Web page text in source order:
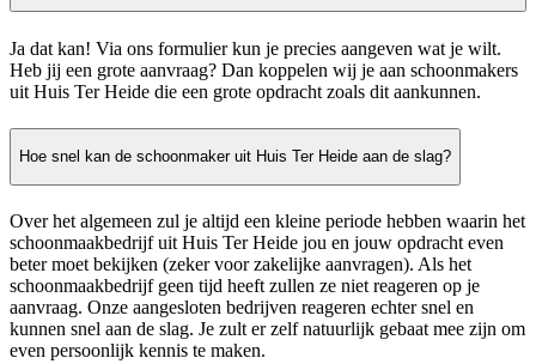
Ja dat kan! Via ons formulier kun je precies aangeven wat je wilt.
Heb jij een grote aanvraag? Dan koppelen wij je aan schoonmakers
uit Huis Ter Heide die een grote opdracht zoals dit aankunnen.
Hoe snel kan de schoonmaker uit Huis Ter Heide aan de slag?
Over het algemeen zul je altijd een kleine periode hebben waarin het
schoonmaakbedrijf uit Huis Ter Heide jou en jouw opdracht even
beter moet bekijken (zeker voor zakelijke aanvragen). Als het
schoonmaakbedrijf geen tijd heeft zullen ze niet reageren op je
aanvraag. Onze aangesloten bedrijven reageren echter snel en
kunnen snel aan de slag. Je zult er zelf natuurlijk gebaat mee zijn om
even persoonlijk kennis te maken.